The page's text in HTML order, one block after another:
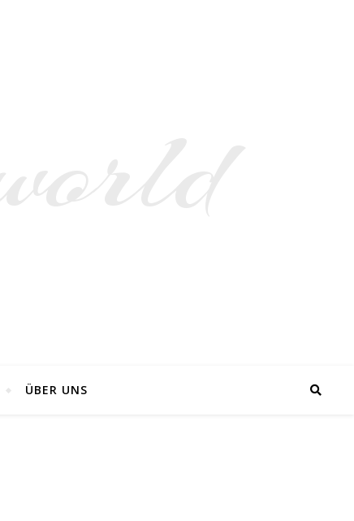
ÜBER UNS